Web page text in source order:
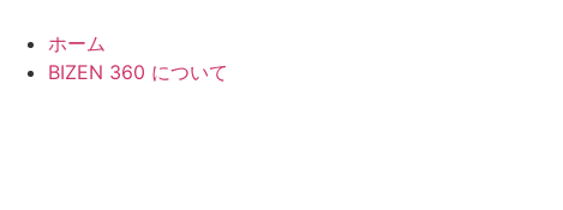
content
ホーム
BIZEN 360 について